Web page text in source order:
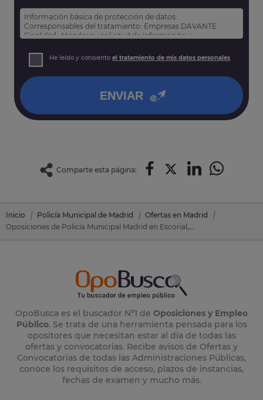
Información básica de protección de datos:
Corresponsables del tratamiento: Empresas DAVANTE
Finalidad: Atender su solicitud de información y
Derechos: Puede acceder, rectificar y suprimir sus datos,
así como otros derechos tal y como se explica en nuestra
He leído y consiento el tratamiento de mis datos personales
ENVIAR
Comparte esta página:
Inicio Policía Municipal de Madrid
Ofertas en Madrid
Oposiciones de Policía Municipal Madrid en Escorial, El (Madrid)
OpoBusca es el buscador Nº1 de Oposiciones y Empleo
Público. Se trata de una herramienta pensada para los
opositores que necesitan estar al día de todas las
ofertas y convocatorias. Recibe avisos de Ofertas y
Convocatorias de todas las Administraciones Públicas,
conoce los requisitos de acceso, plazos de instancias,
fechas de examen y mucho más.